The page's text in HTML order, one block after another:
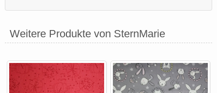
Weitere Produkte von SternMarie